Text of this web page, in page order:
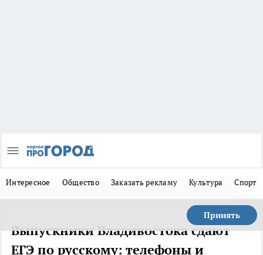
Интересное Общество Заказать рекламу Культура Спорт
Принять
Выпускники Владивостока сдают
ЕГЭ по русскому: телефоны и